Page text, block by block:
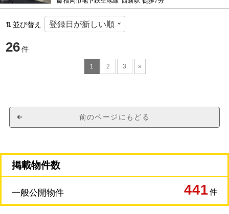
並び替え
26件
1 2 3 »
前のページにもどる
掲載物件数
一般公開物件 441件